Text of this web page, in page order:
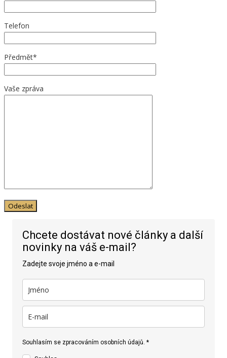
Telefon
Předmět*
Vaše zpráva
Chcete dostávat nové články a další
novinky na váš e-mail?
Zadejte svoje jméno a e-mail
Souhlasím se zpracováním osobních údajů. *